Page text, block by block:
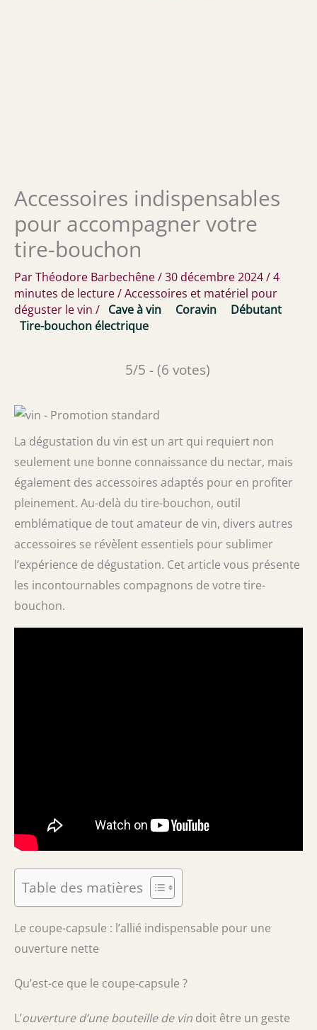
Accessoires indispensables
pour accompagner votre
tire-bouchon
ParThéodore Barbechêne/30 décembre 2024/4
minutes de lecture/Accessoires et matériel pour
déguster le vin / Cave à vin Coravin
Débutant
Tire-bouchon électrique
5/5 - (6 votes)
La dégustation du vin est un art qui requiert non
seulement une bonne connaissance du nectar, mais
également des accessoires adaptés pour en profiter
pleinement. Au-delà du tire-bouchon, outil
emblématique de tout amateur de vin, divers autres
accessoires se révèlent essentiels pour sublimer
l’expérience de dégustation. Cet article vous présente
les incontournables compagnons de votre tire-
bouchon.
Table des matières
Le coupe-capsule : l’allié indispensable pour une
ouverture nette
Qu’est-ce que le coupe-capsule ?
L’ouverture d’une bouteille de vin doit être un geste